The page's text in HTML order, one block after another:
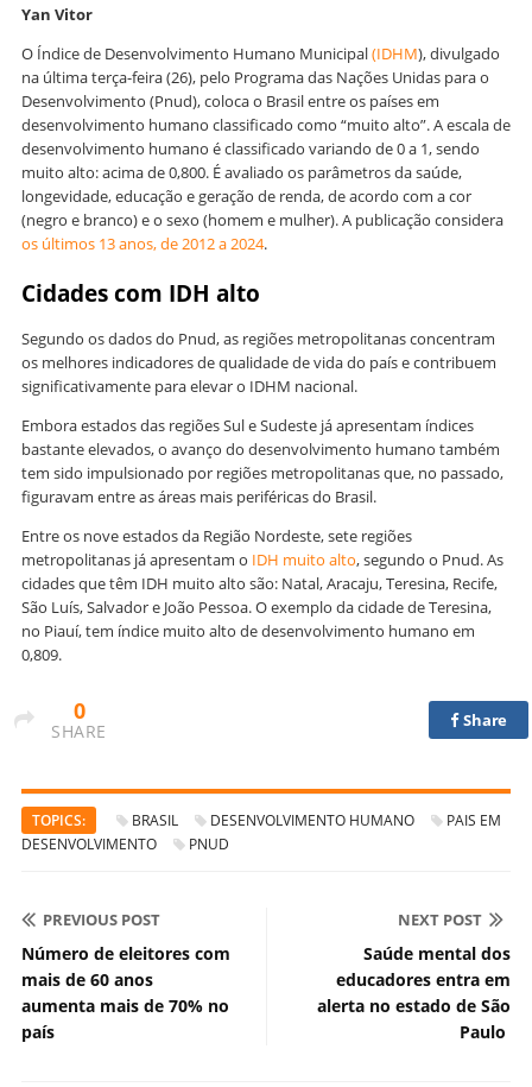
Yan Vitor
O Índice de Desenvolvimento Humano Municipal(IDHM), divulgado
na última terça-feira (26), pelo Programa das Nações Unidas para o
Desenvolvimento (Pnud), coloca o Brasil entre os países em
desenvolvimento humano classificado como “muito alto”. A escala de
desenvolvimento humano é classificado variando de 0 a 1, sendo
muito alto: acima de 0,800. É avaliado os parâmetros da saúde,
longevidade, educação e geração de renda, de acordo com a cor
(negro e branco) e o sexo (homem e mulher). A publicação considera
os últimos 13 anos, de 2012 a 2024.
Cidades com IDH alto
Segundo os dados do Pnud, as regiões metropolitanas concentram
os melhores indicadores de qualidade de vida do país e contribuem
significativamente para elevar o IDHM nacional.
Embora estados das regiões Sul e Sudeste já apresentam índices
bastante elevados, o avanço do desenvolvimento humano também
tem sido impulsionado por regiões metropolitanas que, no passado,
figuravam entre as áreas mais periféricas do Brasil.
Entre os nove estados da Região Nordeste, sete regiões
metropolitanas já apresentam o IDH muito alto, segundo o Pnud. As
cidades que têm IDH muito alto são: Natal, Aracaju, Teresina, Recife,
São Luís, Salvador e João Pessoa. O exemplo da cidade de Teresina,
no Piauí, tem índice muito alto de desenvolvimento humano em
0,809.
0
SHARE
Share
TOPICS: BRASIL DESENVOLVIMENTO HUMANO
PAIS EM
DESENVOLVIMENTO
PNUD
PREVIOUS POST
Número de eleitores com
mais de 60 anos
aumenta mais de 70% no
país
NEXT POST
Saúde mental dos
educadores entra em
alerta no estado de São
Paulo